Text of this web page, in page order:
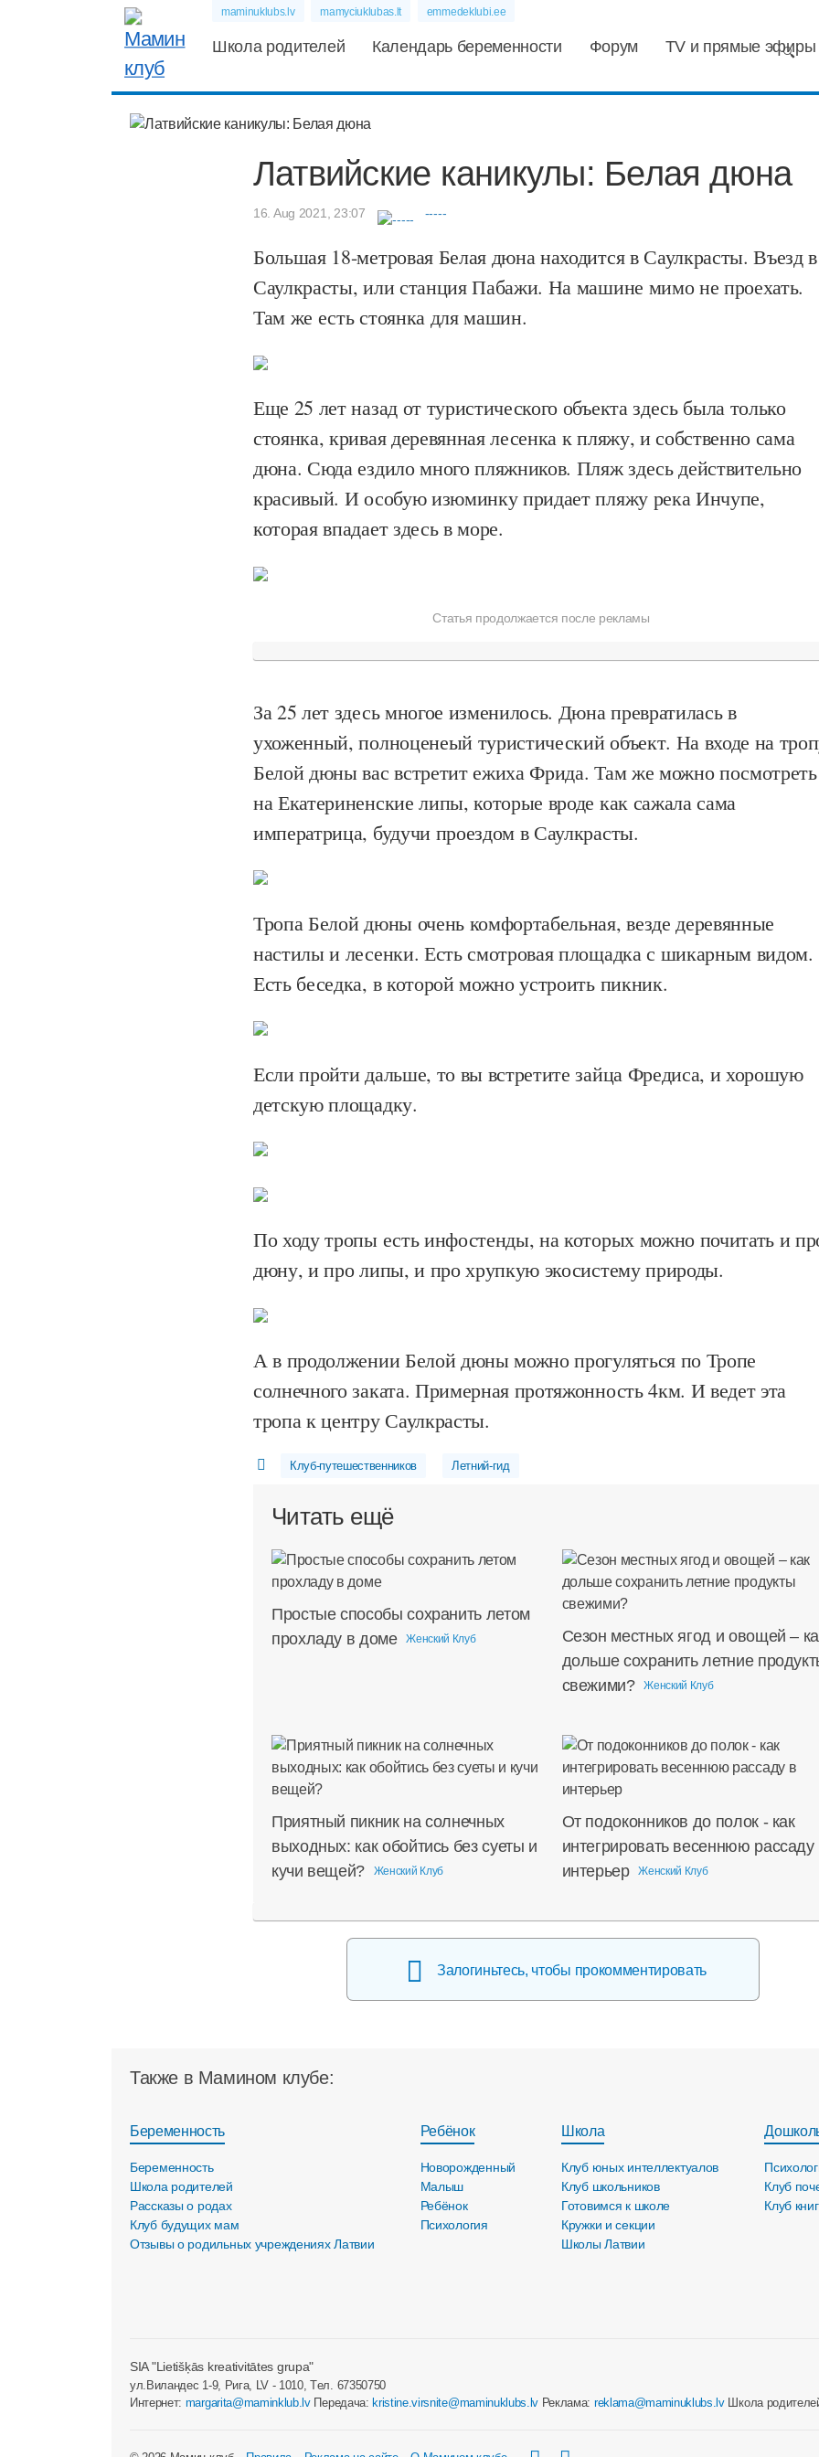
maminuklubs.lv mamyciuklubas.lt emmedeklubi.ee
Школа родителей Календарь беременности Форум TV и прямые эфиры
Латвийские каникулы: Белая дюна
16. Aug 2021, 23:07 -----
Большая 18-метровая Белая дюна находится в Саулкрасты. Въезд в
Саулкрасты, или станция Пабажи. На машине мимо не проехать.
Там же есть стоянка для машин.
Еще 25 лет назад от туристического объекта здесь была только
стоянка, кривая деревянная лесенка к пляжу, и собственно сама
дюна. Сюда ездило много пляжников. Пляж здесь действительно
красивый. И особую изюминку придает пляжу река Инчупе,
которая впадает здесь в море.
Статья продолжается после рекламы
За 25 лет здесь многое изменилось. Дюна превратилась в
ухоженный, полноценеый туристический объект. На входе на
Белой дюны вас встретит ежиха Фрида. Там же можно посмотреть
на Екатериненские липы, которые вроде как сажала сама
императрица, будучи проездом в Саулкрасты.
Тропа Белой дюны очень комфортабельная, везде деревянные
настилы и лесенки. Есть смотровая площадка с шикарным видом.
Есть беседка, в которой можно устроить пикник.
Если пройти дальше, то вы встретите зайца Фредиса, и хорошую
детскую площадку.
По ходу тропы есть инфостенды, на которых можно почитать и
дюну, и про липы, и про хрупкую экосистему природы.
А в продолжении Белой дюны можно прогуляться по Тропе
солнечного заката. Примерная протяжонность 4км. И ведет эта
тропа к центру Саулкрасты.
Клуб-путешественников Летний-гид
Читать ещё
Простые способы сохранить летом
прохладу в доме
Женский Клуб
Сезон местных ягод и овощей –
дольше сохранить летние
свежими?
Женский Клуб
Приятный пикник на солнечных
выходных: как обойтись без суеты и
кучи вещей?
Женский Клуб
От подоконников до полок - как
интегрировать весеннюю рассаду
интерьер
Женский Клуб
Залогиньтесь, чтобы прокомментировать
Также в Мамином клубе:
Беременность
Беременность
Школа родителей
Рассказы о родах
Клуб будущих мам
Отзывы о родильных учреждениях Латвии
Ребёнок
Новорожденный
Малыш
Ребёнок
Психология
Школа
Клуб юных интеллектуалов
Клуб школьников
Готовимся к школе
Кружки и секции
Школы Латвии
Клуб
Клуб
SIA "Lietišķās kreativitātes grupa"
ул.Виландес 1-9, Рига, LV - 1010, Tел. 67350750
Интернет: margarita@maminklub.lvПередача:kristine.virsnite@maminuklubs.lv Реклама: reklama@maminuklubs.lvШкола